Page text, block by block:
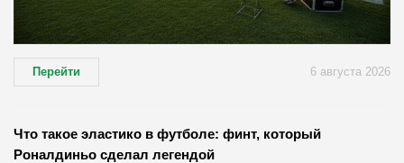
Перейти 6 августа 2026
Что такое эластико в футболе: финт, который
Роналдиньо сделал легендой